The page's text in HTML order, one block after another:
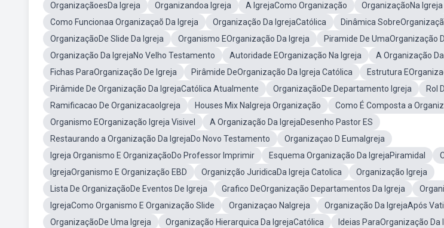
OrganizaçãoesDa Igreja Organizandoa Igreja A IgrejaComo Organização OrganizaçãoNa Igreja
Como Funcionaa Organizaçaõ Da Igreja
Organização Da IgrejaCatólica
Dinâmica
OrganizaçãoDe Slide Da Igreja
Organismo EOrganização Da Igreja
Piramide De UmaOrganização
Organização Da IgrejaNo Velho Testamento
Autoridade EOrganização Na Igreja
A Organização
Fichas ParaOrganização De Igreja
Pirâmide DeOrganização Da Igreja Católica
Estrutura
Pirâmide De Organização Da IgrejaCatólica Atualmente
OrganizaçãoDe Departamento Igreja
Rol
Ramificacao De OrganizacaoIgreja
Houses Mix NaIgreja Organização
Como É Composta a
Organismo EOrganização Igreja Visivel
A Organização Da IgrejaDesenho Pastor ES
Restaurando a Organização Da IgrejaDo Novo Testamento
Organizaçao D EumaIgreja
Igreja Organismo E OrganizaçãoDo Professor Imprimir
Esquema Organização Da IgrejaPiramidal
IgrejaOrganismo E Organização EBD
Organizção JuridicaDa Igreja Catolica
Organização Igreja
Lista De OrganizaçãoDe Eventos De Igreja
Grafico DeOrganização Departamentos Da Igreja
IgrejaComo Organismo E Organização Slide
Organizaçao NaIgreja
Organização Da IgrejaApós
OrganizaçãoDe Uma Igreja
Organização Hierarquica Da IgrejaCatólica
Ideias ParaOrganização Da